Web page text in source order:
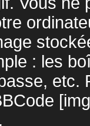
: les
etc.